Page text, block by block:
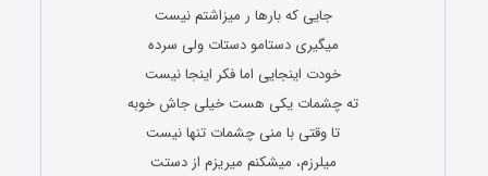
جایی که بارها ر میزاشتم نیست
میگیری دستامو دستات ولی سرده
خودت اینجایی اما فکر اینجا نیست
ته چشمات یکی هست خیلی جاش خوبه
تا وقتی با منی چشمات تنها نیست
میلرزم، میشکنم میریزم از دستت